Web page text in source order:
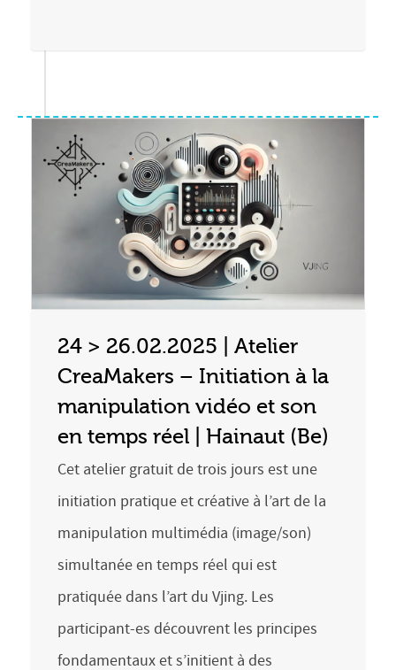
24 > 26.02.2025 | Atelier
CreaMakers – Initiation à la
manipulation vidéo et son
en temps réel | Hainaut (Be)
Cet atelier gratuit de trois jours est une
initiation pratique et créative à l’art de la
manipulation multimédia (image/son)
simultanée en temps réel qui est
pratiquée dans l’art du Vjing. Les
participant-es découvrent les principes
fondamentaux et s’initient à des